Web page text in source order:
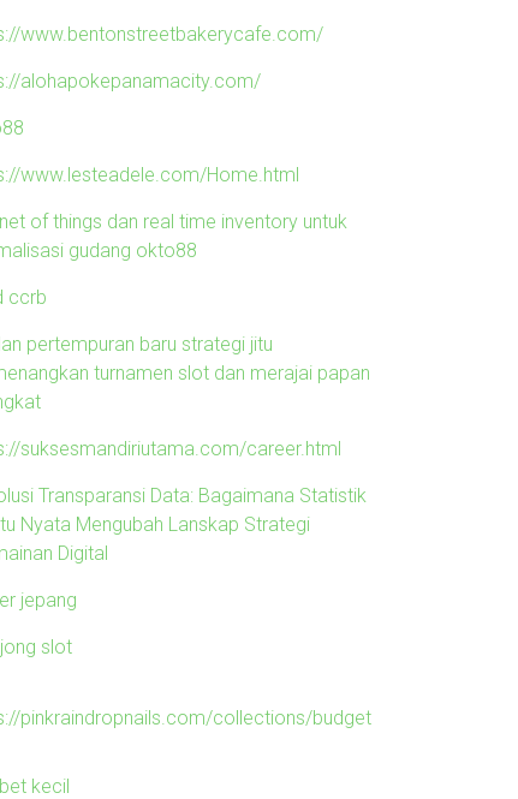
www.bentonstreetbakerycafe.com/
alohapokepanamacity.com/
www.lesteadele.com/Home.html
of things dan real time inventory untuk
gudang okto88
ccrb
pertempuran baru strategi jitu
turnamen slot dan merajai papan
suksesmandiriutama.com/career.html
Transparansi Data: Bagaimana Statistik
Nyata Mengubah Lanskap Strategi
Digital
jepang
slot
pinkraindropnails.com/collections/budget
kecil